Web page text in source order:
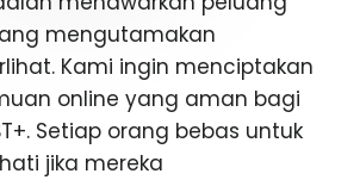
mengutamakan
Kami ingin menciptakan
online yang aman bagi
Setiap orang bebas untuk
jika mereka